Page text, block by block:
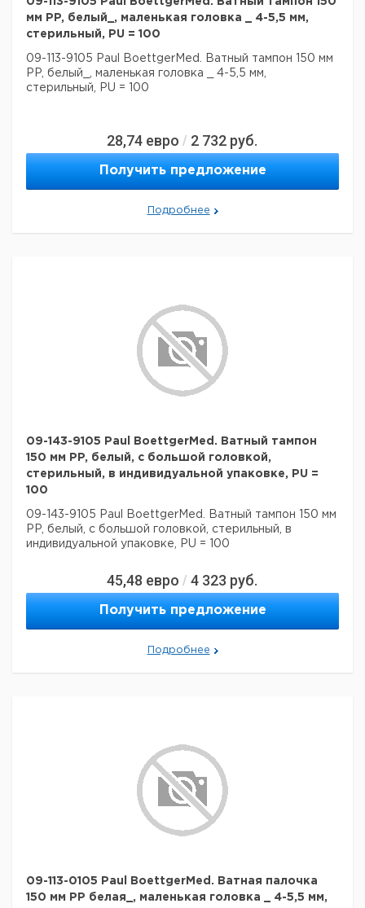
мм PP, белый_, маленькая головка _ 4-5,5 мм,
стерильный, PU = 100
09-113-9105 Paul BoettgerMed. Ватный тампон 150 мм
PP, белый_, маленькая головка _ 4-5,5 мм,
стерильный, PU = 100
28,74 евро / 2 732 руб.
Получить предложение
Подробнее
09-143-9105 Paul BoettgerMed. Ватный тампон
150 мм PP, белый, с большой головкой,
стерильный, в индивидуальной упаковке, PU =
100
09-143-9105 Paul BoettgerMed. Ватный тампон 150 мм
PP, белый, с большой головкой, стерильный, в
индивидуальной упаковке, PU = 100
45,48 евро / 4 323 руб.
Получить предложение
Подробнее
09-113-0105 Paul BoettgerMed. Ватная палочка
150 мм PP белая_, маленькая головка _ 4-5,5 мм,